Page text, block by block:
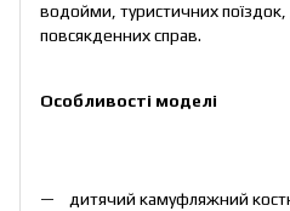
водойми, туристичних поїздок,
повсякденних справ.
Особливості моделі
дитячий камуфляжний